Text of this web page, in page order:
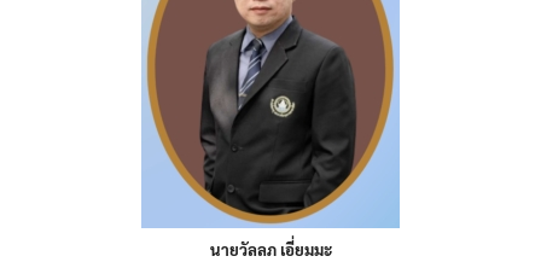
นายวัลลภ เอี่ยมมะ